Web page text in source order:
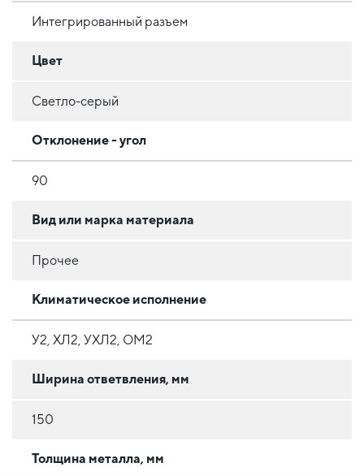
Интегрированный разъем
Цвет
Светло-серый
Отклонение - угол
90
Вид или марка материала
Прочее
Климатическое исполнение
У2, ХЛ2, УХЛ2, ОМ2
Ширина ответвления, мм
150
Толщина металла, мм